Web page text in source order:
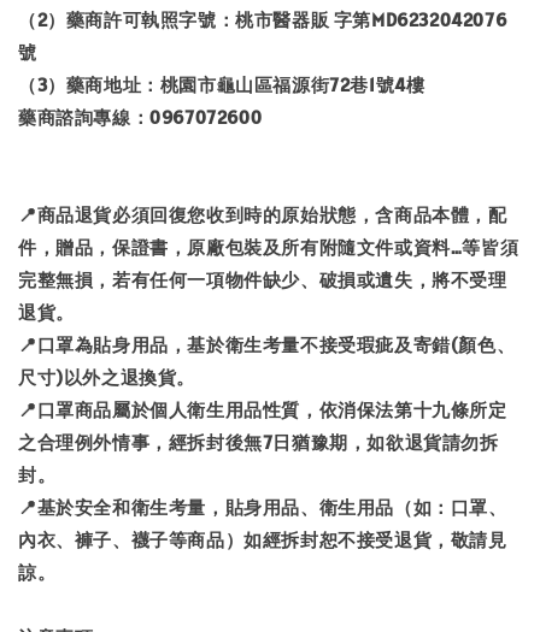
（2）藥商許可執照字號：桃市醫器販 字第MD6232042076
號
（3）藥商地址：桃園市龜山區福源街72巷1號4樓
藥商諮詢專線：0967072600
📍商品退貨必須回復您收到時的原始狀態，含商品本體，配
件，贈品，保證書，原廠包裝及所有附隨文件或資料…等皆須
完整無損，若有任何一項物件缺少、破損或遺失，將不受理
退貨。
📍口罩為貼身用品，基於衛生考量不接受瑕疵及寄錯(顏色、
尺寸)以外之退換貨。
📍口罩商品屬於個人衛生用品性質，依消保法第十九條所定
之合理例外情事，經拆封後無7日猶豫期，如欲退貨請勿拆
封。
📍基於安全和衛生考量，貼身用品、衛生用品（如：口罩、
內衣、褲子、襪子等商品）如經拆封恕不接受退貨，敬請見
諒。